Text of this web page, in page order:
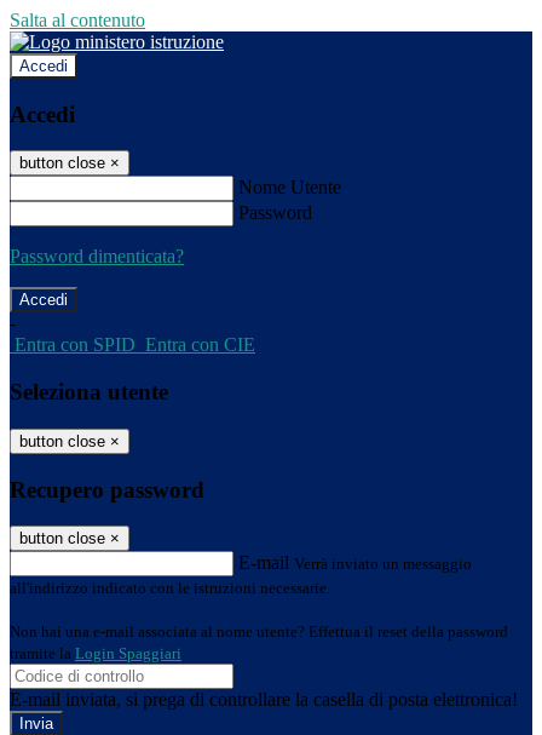
Salta al contenuto
Accedi
Accedi
button close ×
Nome Utente
Password
Password dimenticata?
-
Entra con SPID Entra con CIE
Seleziona utente
button close ×
Recupero password
button close ×
E-mail Verrà inviato un messaggio
all'indirizzo indicato con le istruzioni necessarie.
Non hai una e-mail associata al nome utente? Effettua il reset della password
tramite la Login Spaggiari
E-mail inviata, si prega di controllare la casella di posta elettronica!